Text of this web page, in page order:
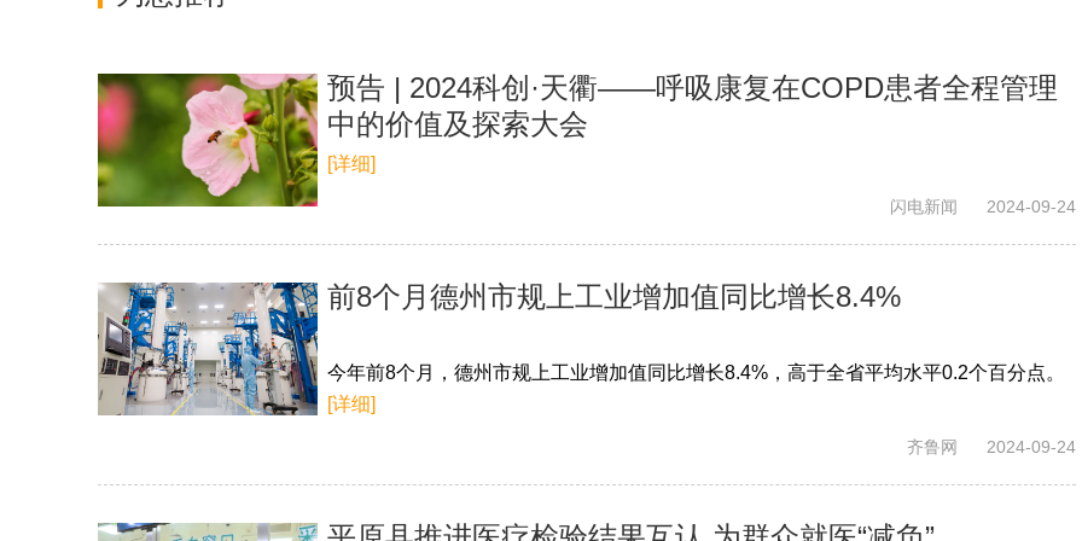
预告 | 2024科创·天衢——呼吸康复在COPD患者全程管理
中的价值及探索大会
[详细]
闪电新闻 2024-09-24
前8个月德州市规上工业增加值同比增长8.4%
今年前8个月，德州市规上工业增加值同比增长8.4%，高于全省平均水平0.2个百分点。
[详细]
齐鲁网 2024-09-24